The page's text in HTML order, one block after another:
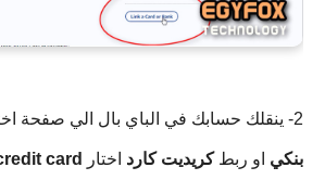
2- ينقلك حسابك في الباي بال الي صفحة اختيار اما ربط
بنكي او ربطكريديت كارد اختار card.